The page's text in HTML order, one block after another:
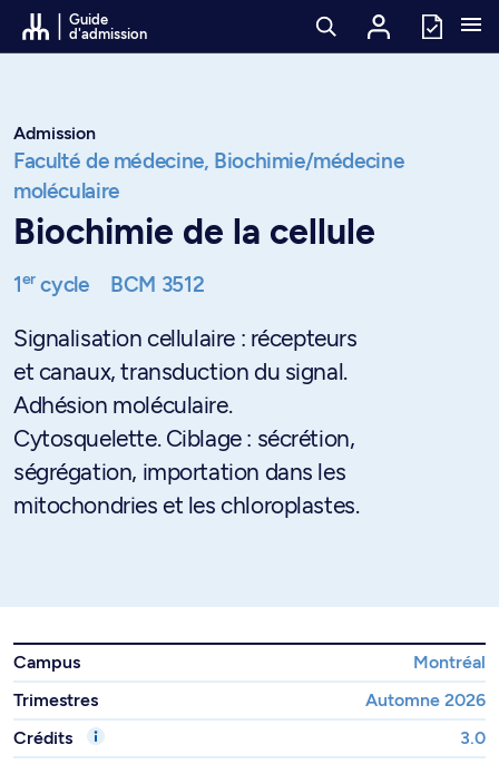
Passer au contenu
Guide
d'admission
Admission
Faculté de médecine, Biochimie/médecine
moléculaire
Biochimie de la cellule
1ercycle BCM 3512
Signalisation cellulaire : récepteurs
et canaux, transduction du signal.
Adhésion moléculaire.
Cytosquelette. Ciblage : sécrétion,
ségrégation, importation dans les
mitochondries et les chloroplastes.
Campus
Montréal
Trimestres
Automne 2026
Crédits
3.0